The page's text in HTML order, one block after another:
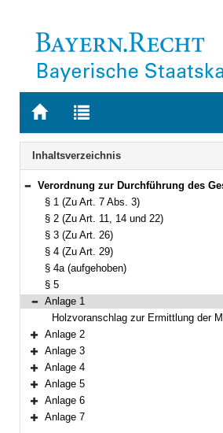
Zur
von
BAYERN.RECHT
Zur
der
letzten
Suche
Navigation
Inhaltsverzeichnis
Bereich reduzieren
Verordnung zur Durchführung des Gesetzes über die Forstrechte (FoRGDV) Vom 29.
§ 1 (Zu Art. 7 Abs. 3)
§ 2 (Zu Art. 11, 14 und 22)
§ 3 (Zu Art. 26)
§ 4 (Zu Art. 29)
§ 4a (aufgehoben)
§ 5
Bereich reduzieren
Anlage 1
Holzvoranschlag zur Ermittlung der Massivbauentschädigung (Art. 11
Bereich erweitern
Anlage 2
Bereich erweitern
Anlage 3
Bereich erweitern
Anlage 4
Bereich erweitern
Anlage 5
Bereich erweitern
Anlage 6
Anlage 7